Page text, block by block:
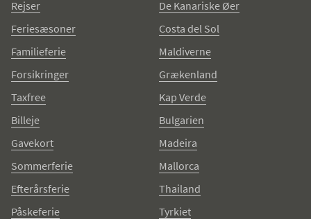
Rejser
Feriesæsoner
Familieferie
Forsikringer
Taxfree
Billeje
Gavekort
Sommerferie
Efterårsferie
Påskeferie
De Kanariske Øer
Costa del Sol
Maldiverne
Grækenland
Kap Verde
Bulgarien
Madeira
Mallorca
Thailand
Tyrkiet